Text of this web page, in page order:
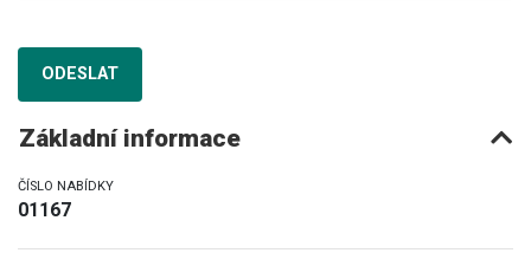
ODESLAT
Základní informace
ČÍSLO NABÍDKY
01167